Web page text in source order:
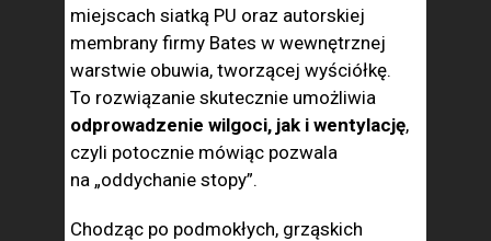
miejscach siatką PU oraz autorskiej
membrany firmy Bates w wewnętrznej
warstwie obuwia, tworzącej wyściółkę.
To rozwiązanie skutecznie umożliwia
odprowadzenie wilgoci, jak i wentylację,
czyli potocznie mówiąc pozwala
na „oddychanie stopy”.
Chodząc po podmokłych, grząskich